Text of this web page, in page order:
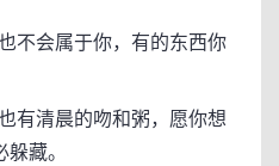
会属于你，有的东西你
清晨的吻和粥，愿你想
藏。